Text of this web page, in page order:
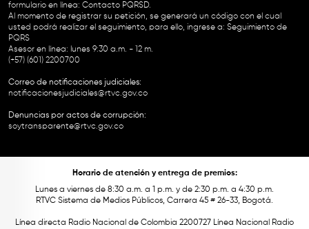
formulario en línea: Contacto PQRSD.
Al momento de registrar su petición, se generará un código con el cual
usted podrá realizar el seguimiento, para ello, ingrese a: Seguimiento de
PQRS
Asesor en línea: lunes 9:30 a.m. - 12 m.
(+57) (601) 2200700
Correo de notificaciones judiciales:
notificacionesjudiciales@rtvc.gov.co
Denuncias por actos de corrupción:
soytransparente@rtvc.gov.co
Horario de atención y entrega de premios:
Lunes a viernes de 8:30 a.m. a 1 p.m. y de 2:30 p.m. a 4:30 p.m.
RTVC Sistema de Medios Públicos, Carrera 45 # 26-33, Bogotá.
Línea directa Radio Nacional de Colombia 2200727 Línea Nacional Radio